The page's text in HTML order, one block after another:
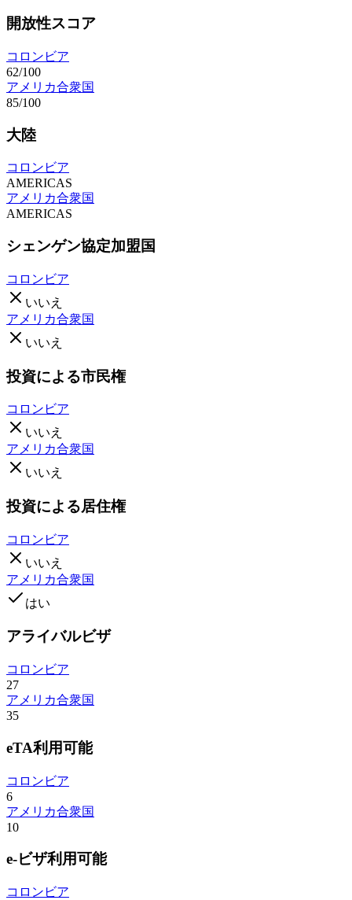
開放性スコア
コロンビア
62/100
アメリカ合衆国
85/100
大陸
コロンビア
AMERICAS
アメリカ合衆国
AMERICAS
シェンゲン協定加盟国
コロンビア
いいえ
アメリカ合衆国
いいえ
投資による市民権
コロンビア
いいえ
アメリカ合衆国
いいえ
投資による居住権
コロンビア
いいえ
アメリカ合衆国
はい
アライバルビザ
コロンビア
27
アメリカ合衆国
35
eTA利用可能
コロンビア
6
アメリカ合衆国
10
e-ビザ利用可能
コロンビア